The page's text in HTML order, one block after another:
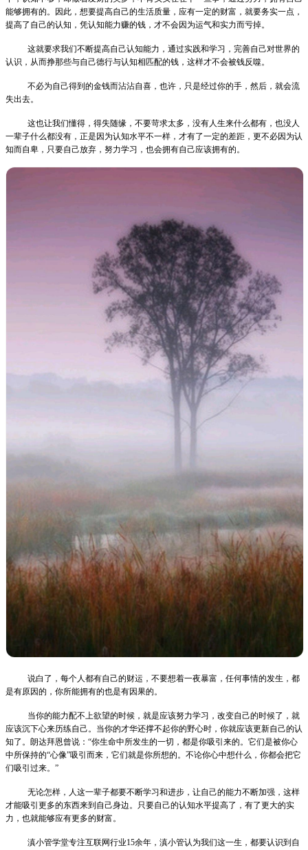
能够拥有的。
因此，想要提高自己的生活质量，应有一定的财富，就要务实一点，
提高了自己的认知，凭认知能力赚的钱，才不会因为运气和实力而亏掉。
这就要求我们不断提高自己认知能力，通过实践和学习，完善自己对世界的
认识，从而挣那些与自己德行与认知相匹配的钱，这样才不会被钱反噬。
不必为自己得到的金钱而沾沾自喜，也许，只是经过你的手，然后，就会流
失出去。
这也让我们懂得，得失随缘，不要苛求太多，没有人生来什么都有，也没人
一辈子什么都没有，正是因为认知水平不一样，才有了一定的差距，更不必因为认
知而自卑，只要自己放弃，努力学习，也会拥有自己应该拥有的。
说白了，每个人都有自己的财运，不要想着一夜暴富，任何事情的发生，都
是有原因的，你所能拥有的也是有因果的。
当你的能力配不上欲望的时候，就是应该努力学习，改变自己的时候了，就
应该沉下心来历练自己。当你的才华还撑不起你的野心时，你就应该更新自己的认
知了。朗达拜恩曾说：“你生命中所发生的一切，都是你吸引来的。它们是被你心
中所保持的“心像”吸引而来，它们就是你所想的。不论你心中想什么，你都会把它
们吸引过来。”
无论怎样，人这一辈子都要不断学习和进步，让自己的能力不断加强，这样
才能吸引更多的东西来到自己身边。 只要自己的认知水平提高了，有了更大的实
力，也就能够应有更多的财富。
滇小管学堂专注互联网行业15余年，滇小管认为我们这一生，都要认识到自